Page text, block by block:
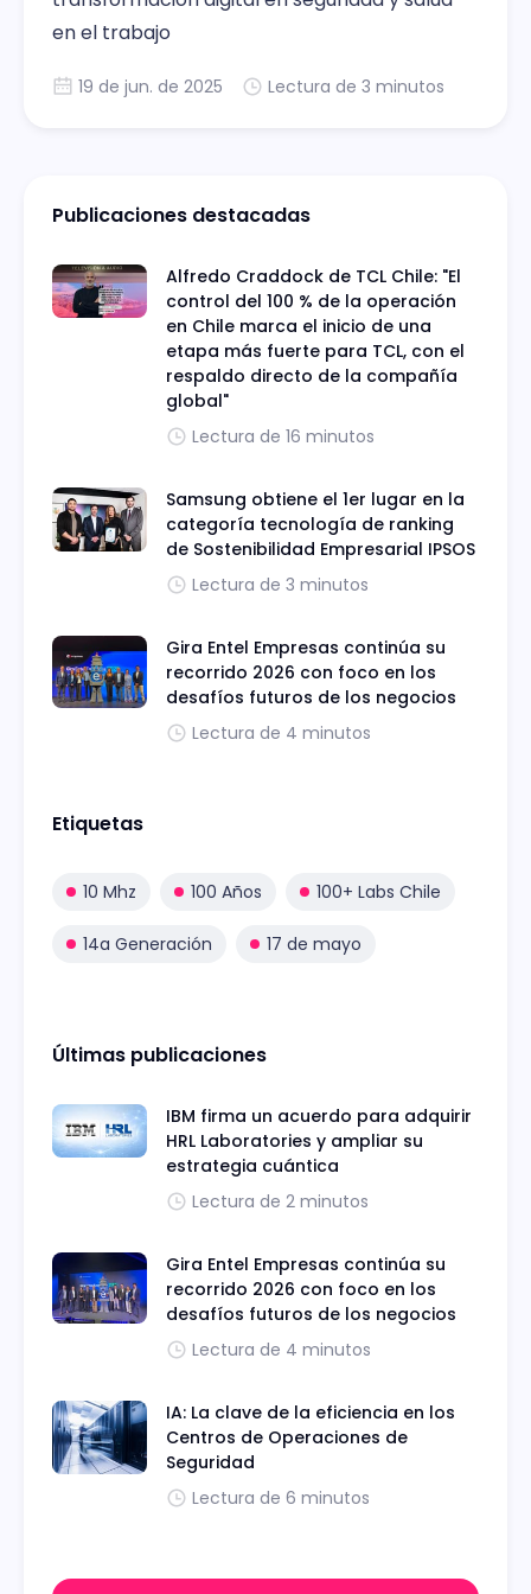
en el trabajo
19 de jun. de 2025 Lectura de 3 minutos
Publicaciones destacadas
Alfredo Craddock de TCL Chile: "El
control del 100 % de la operación
en Chile marca el inicio de una
etapa más fuerte para TCL, con el
respaldo directo de la compañía
global"
Lectura de 16 minutos
Samsung obtiene el 1er lugar en la
categoría tecnología de ranking
de Sostenibilidad Empresarial IPSOS
Lectura de 3 minutos
Gira Entel Empresas continúa su
recorrido 2026 con foco en los
desafíos futuros de los negocios
Lectura de 4 minutos
Etiquetas
10 Mhz 100 Años 100+ Labs Chile
14a Generación 17 de mayo
Últimas publicaciones
IBM firma un acuerdo para adquirir
HRL Laboratories y ampliar su
estrategia cuántica
Lectura de 2 minutos
Gira Entel Empresas continúa su
recorrido 2026 con foco en los
desafíos futuros de los negocios
Lectura de 4 minutos
IA: La clave de la eficiencia en los
Centros de Operaciones de
Seguridad
Lectura de 6 minutos